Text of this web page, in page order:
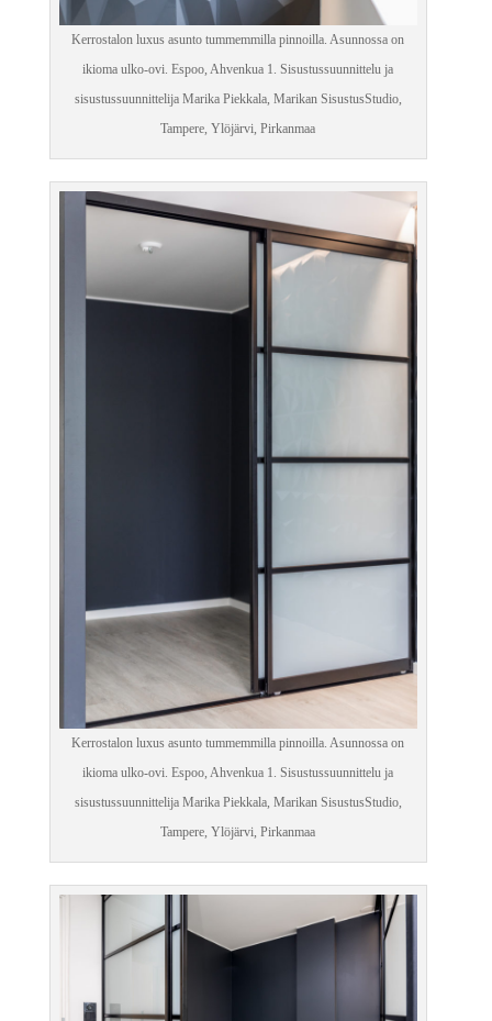
Kerrostalon luxus asunto tummemmilla pinnoilla. Asunnossa on
ikioma ulko-ovi. Espoo, Ahvenkua 1. Sisustussuunnittelu ja
sisustussuunnittelija Marika Piekkala, Marikan SisustusStudio,
Tampere, Ylöjärvi, Pirkanmaa
Kerrostalon luxus asunto tummemmilla pinnoilla. Asunnossa on
ikioma ulko-ovi. Espoo, Ahvenkua 1. Sisustussuunnittelu ja
sisustussuunnittelija Marika Piekkala, Marikan SisustusStudio,
Tampere, Ylöjärvi, Pirkanmaa